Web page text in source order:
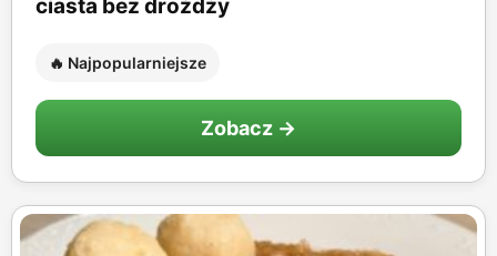
ciasta bez drożdży
🔥 Najpopularniejsze
Zobacz →